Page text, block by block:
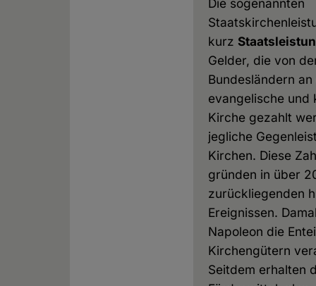
Die sogenannten
kurz
Gelder, die von
Bundesländern an
evangelische und
Kirche gezahlt
jegliche
Kirchen. Diese
gründen in über
zurückliegenden
Ereignissen.
Napoleon die
Kirchengütern
Seitdem erhalten